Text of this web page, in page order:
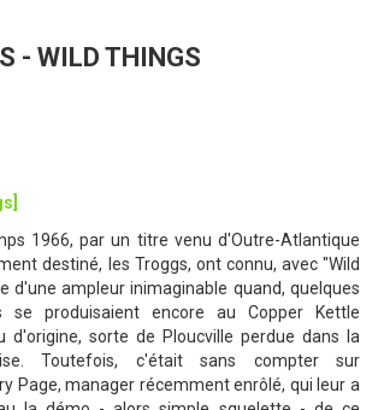
- WILD THINGS
1966, par un titre venu d'Outre-Atlantique
destiné, les Troggs, ont connu, avec "Wild
d'une ampleur inimaginable quand, quelques
produisaient encore au Copper Kettle
d'origine, sorte de Ploucville perdue dans la
Toutefois, c'était sans compter sur
Page, manager récemment enrôlé, qui leur a